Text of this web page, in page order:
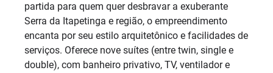
partida para quem quer desbravar a exuberante
Serra da Itapetinga e região, o empreendimento
encanta por seu estilo arquitetônico e facilidades de
serviços. Oferece nove suítes (entre twin, single e
double), com banheiro privativo, TV, ventilador e